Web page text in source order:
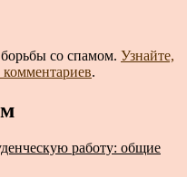
со спамом. Узнайте,
.
работу: общие